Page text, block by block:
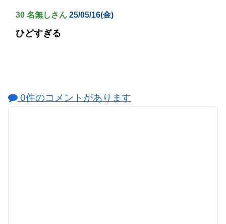
30 名無しさん 25/05/16(金)
ひどすぎる
0件のコメントがあります